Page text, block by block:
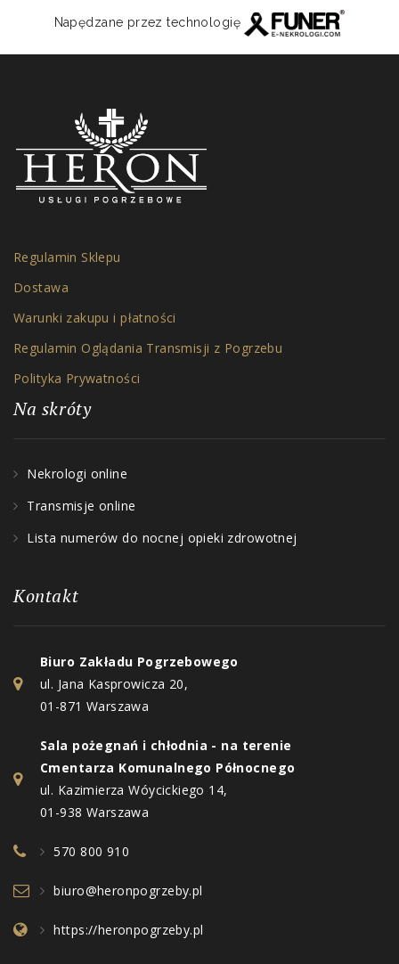
Napędzane przez technologię
Regulamin Sklepu
Dostawa
Warunki zakupu i płatności
Regulamin Oglądania Transmisji z Pogrzebu
Polityka Prywatności
Na skróty
Nekrologi online
Transmisje online
Lista numerów do nocnej opieki zdrowotnej
Kontakt
Biuro Zakładu Pogrzebowego
ul. Jana Kasprowicza 20,
01-871 Warszawa
Sala pożegnań i chłodnia - na terenie
Cmentarza Komunalnego Północnego
ul. Kazimierza Wóycickiego 14,
01-938 Warszawa
570 800 910
biuro@heronpogrzeby.pl
https://heronpogrzeby.pl